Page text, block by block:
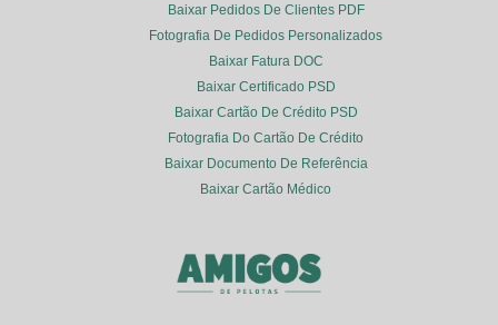
Baixar Pedidos De Clientes PDF
Fotografia De Pedidos Personalizados
Baixar Fatura DOC
Baixar Certificado PSD
Baixar Cartão De Crédito PSD
Fotografia Do Cartão De Crédito
Baixar Documento De Referência
Baixar Cartão Médico